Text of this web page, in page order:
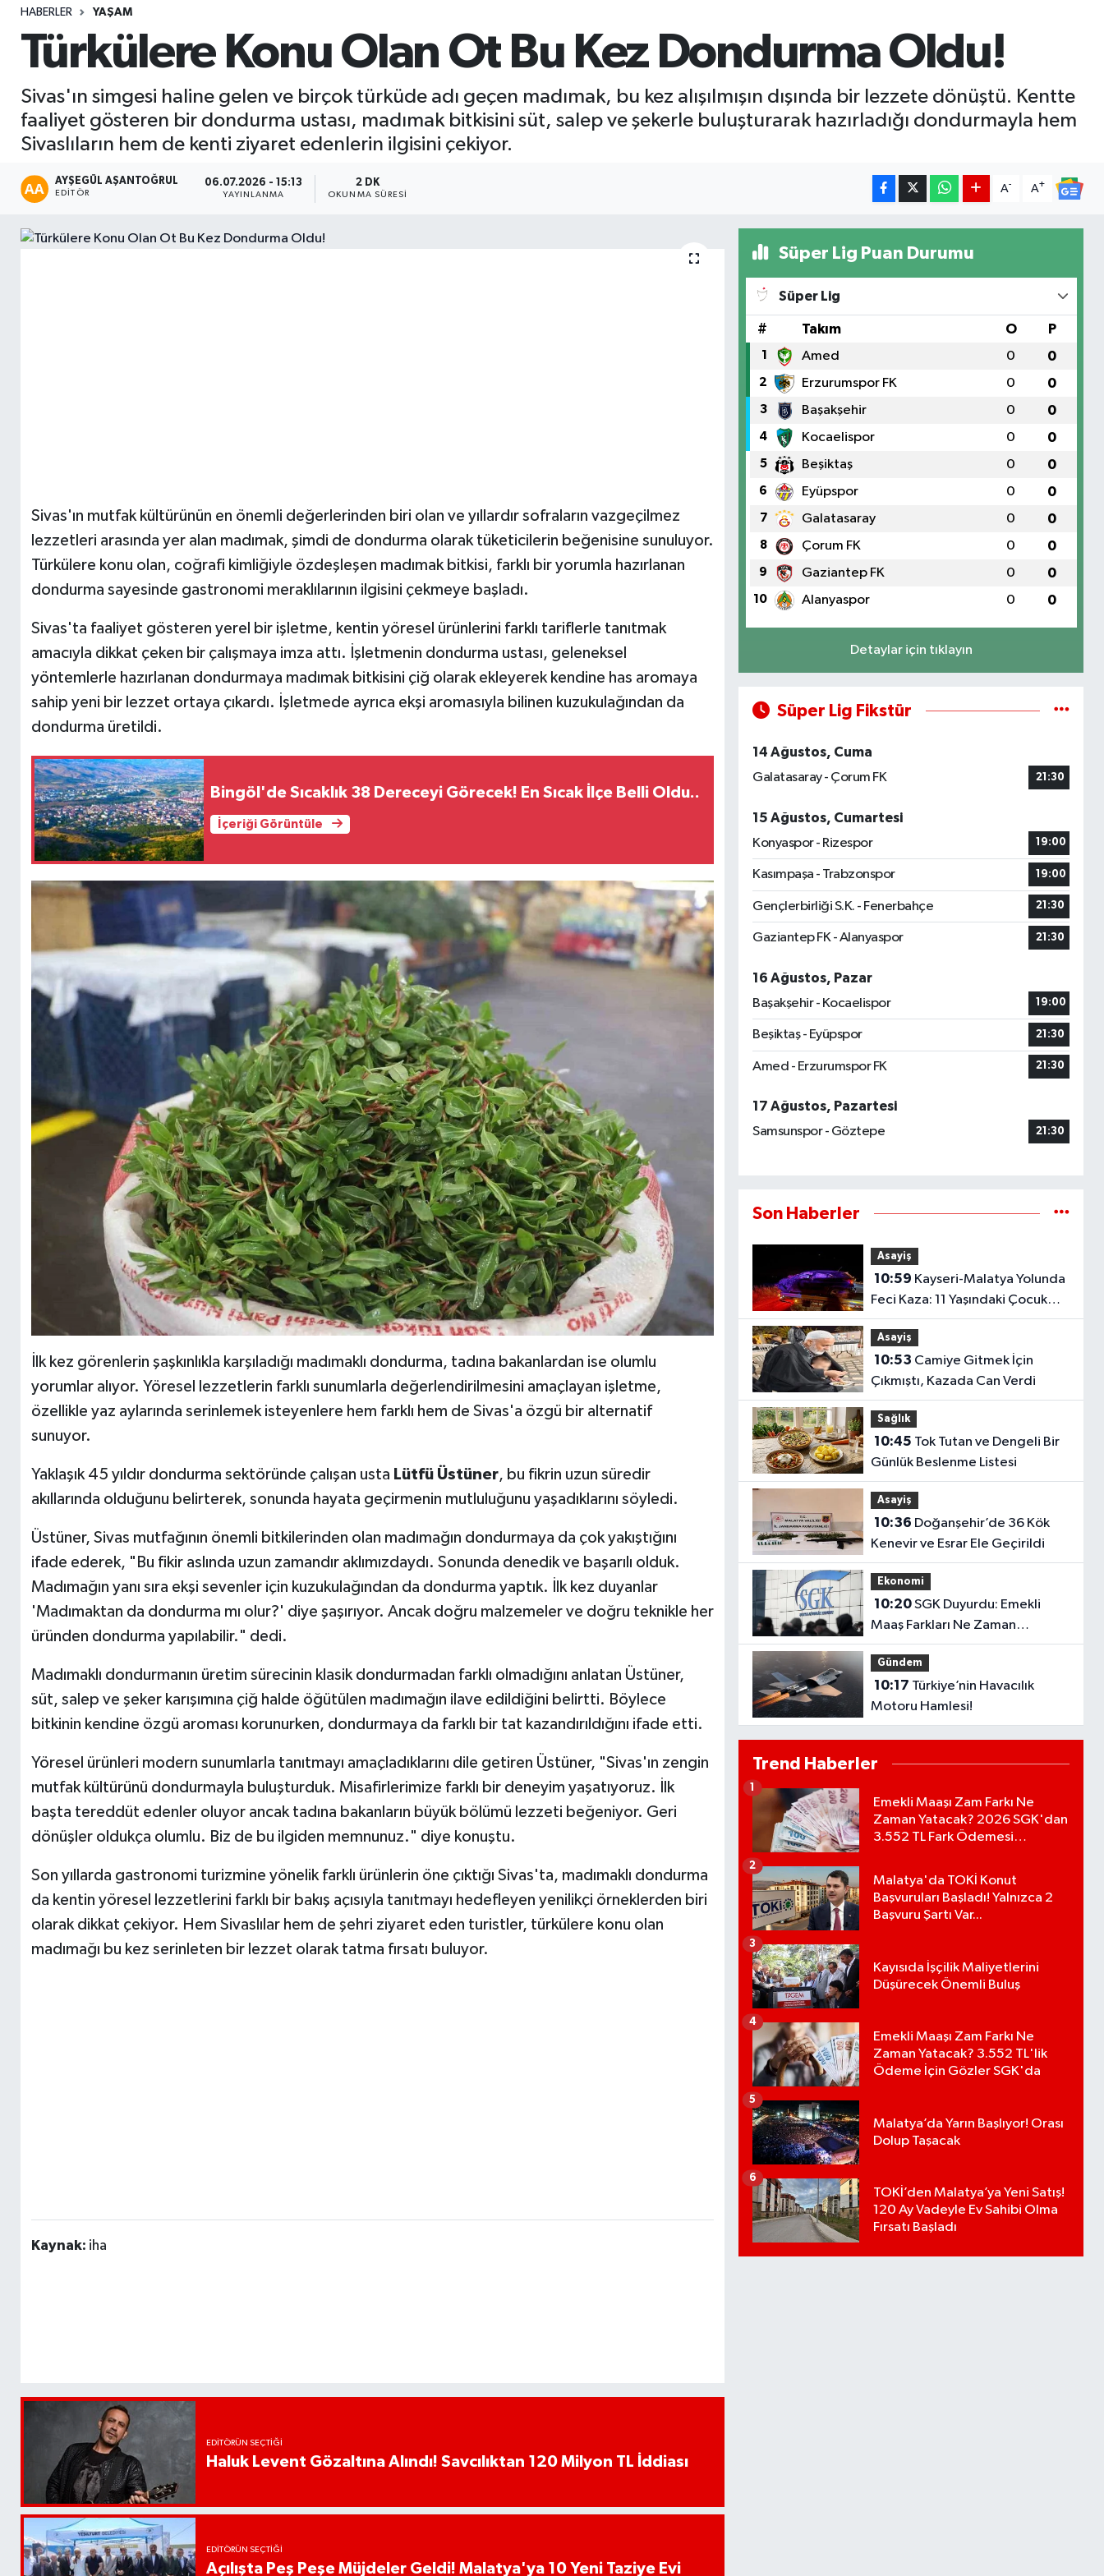
HABERLER YAŞAM
Türkülere Konu Olan Ot Bu Kez Dondurma Oldu!
Sivas'ın simgesi haline gelen ve birçok türküde adı geçen madımak, bu kez alışılmışın dışında bir lezzete dönüştü. Kentte
faaliyet gösteren bir dondurma ustası, madımak bitkisini süt, salep ve şekerle buluşturarak hazırladığı dondurmayla hem
Sivaslıların hem de kenti ziyaret edenlerin ilgisini çekiyor.
AYŞEGÜL AŞANTOĞRUL
EDITÖR
06.07.2026 - 15:13
YAYINLANMA
2 DK
OKUNMA SÜRESI
A- A+
Sivas'ın mutfak kültürünün en önemli değerlerinden biri olan ve yıllardır sofraların vazgeçilmez
lezzetleri arasında yer alan madımak, şimdi de dondurma olarak tüketicilerin beğenisine sunuluyor.
Türkülere konu olan, coğrafi kimliğiyle özdeşleşen madımak bitkisi, farklı bir yorumla hazırlanan
dondurma sayesinde gastronomi meraklılarının ilgisini çekmeye başladı.
Sivas'ta faaliyet gösteren yerel bir işletme, kentin yöresel ürünlerini farklı tariflerle tanıtmak
amacıyla dikkat çeken bir çalışmaya imza attı. İşletmenin dondurma ustası, geleneksel
yöntemlerle hazırlanan dondurmaya madımak bitkisini çiğ olarak ekleyerek kendine has aromaya
sahip yeni bir lezzet ortaya çıkardı. İşletmede ayrıca ekşi aromasıyla bilinen kuzukulağından da
dondurma üretildi.
Bingöl'de Sıcaklık 38 Dereceyi Görecek! En Sıcak İlçe Belli Oldu..
İçeriği Görüntüle
İlk kez görenlerin şaşkınlıkla karşıladığı madımaklı dondurma, tadına bakanlardan ise olumlu
yorumlar alıyor. Yöresel lezzetlerin farklı sunumlarla değerlendirilmesini amaçlayan işletme,
özellikle yaz aylarında serinlemek isteyenlere hem farklı hem de Sivas'a özgü bir alternatif
sunuyor.
Yaklaşık 45 yıldır dondurma sektöründe çalışan usta Lütfü Üstüner, bu fikrin uzun süredir
akıllarında olduğunu belirterek, sonunda hayata geçirmenin mutluluğunu yaşadıklarını söyledi.
Üstüner, Sivas mutfağının önemli bitkilerinden olan madımağın dondurmaya da çok yakıştığını
ifade ederek, "Bu fikir aslında uzun zamandır aklımızdaydı. Sonunda denedik ve başarılı olduk.
Madımağın yanı sıra ekşi sevenler için kuzukulağından da dondurma yaptık. İlk kez duyanlar
'Madımaktan da dondurma mı olur?' diye şaşırıyor. Ancak doğru malzemeler ve doğru teknikle her
üründen dondurma yapılabilir." dedi.
Madımaklı dondurmanın üretim sürecinin klasik dondurmadan farklı olmadığını anlatan Üstüner,
süt, salep ve şeker karışımına çiğ halde öğütülen madımağın ilave edildiğini belirtti. Böylece
bitkinin kendine özgü aroması korunurken, dondurmaya da farklı bir tat kazandırıldığını ifade etti.
Yöresel ürünleri modern sunumlarla tanıtmayı amaçladıklarını dile getiren Üstüner, "Sivas'ın zengin
mutfak kültürünü dondurmayla buluşturduk. Misafirlerimize farklı bir deneyim yaşatıyoruz. İlk
başta tereddüt edenler oluyor ancak tadına bakanların büyük bölümü lezzeti beğeniyor. Geri
dönüşler oldukça olumlu. Biz de bu ilgiden memnunuz." diye konuştu.
Son yıllarda gastronomi turizmine yönelik farklı ürünlerin öne çıktığı Sivas'ta, madımaklı dondurma
da kentin yöresel lezzetlerini farklı bir bakış açısıyla tanıtmayı hedefleyen yenilikçi örneklerden biri
olarak dikkat çekiyor. Hem Sivaslılar hem de şehri ziyaret eden turistler, türkülere konu olan
madımağı bu kez serinleten bir lezzet olarak tatma fırsatı buluyor.
Kaynak: iha
EDITÖRÜN SEÇTIĞI
Haluk Levent Gözaltına Alındı! Savcılıktan 120 Milyon TL İddiası
EDITÖRÜN SEÇTIĞI
Açılışta Peş Peşe Müjdeler Geldi! Malatya'ya 10 Yeni Taziye Evi
Süper Lig Puan Durumu
Süper Lig
# Takım O P
1 Amed 0 0
2 Erzurumspor FK 0 0
3 Başakşehir 0 0
4 Kocaelispor 0 0
5 Beşiktaş 0 0
6 Eyüpspor 0 0
7 Galatasaray 0 0
8 Çorum FK 0 0
9 Gaziantep FK 0 0
10 Alanyaspor 0 0
Detaylar için tıklayın
Süper Lig Fikstür
14 Ağustos, Cuma
Galatasaray - Çorum FK
21:30
15 Ağustos, Cumartesi
Konyaspor - Rizespor
19:00
Kasımpaşa - Trabzonspor 19:00
Gençlerbirliği S.K. - Fenerbahçe 21:30
Gaziantep FK - Alanyaspor 21:30
16 Ağustos, Pazar
Başakşehir - Kocaelispor
19:00
Beşiktaş - Eyüpspor 21:30
Amed - Erzurumspor FK 21:30
17 Ağustos, Pazartesi
Samsunspor - Göztepe
21:30
Son Haberler
Asayiş
10:59
Feci Kaza: 11 Yaşındaki Çocuk
Hayatını Kaybetti!
Asayiş
10:53
Çıkmıştı, Kazada Can Verdi
Sağlık
10:45
Günlük Beslenme Listesi
Asayiş
10:36
Kenevir ve Esrar Ele Geçirildi
Ekonomi
10:20SGK Duyurdu: Emekli
Maaş Farkları Ne Zaman
Yatacak?
Gündem
10:17
Motoru Hamlesi!
Trend Haberler
Emekli Maaşı Zam Farkı Ne
Zaman Yatacak? 2026 SGK'dan
3.552 TL Fark Ödemesi
1
Malatya'da TOKİ Konut
Başvuruları Başladı! Yalnızca 2
Başvuru Şartı Var...
2
Kayısıda İşçilik Maliyetlerini
Düşürecek Önemli Buluş
3
Emekli Maaşı Zam Farkı Ne
Zaman Yatacak? 3.552 TL'lik
Ödeme İçin Gözler SGK'da
4
Malatya’da Yarın Başlıyor! Orası
Dolup Taşacak
5
TOKİ’den Malatya’ya Yeni Satış!
120 Ay Vadeyle Ev Sahibi Olma
Fırsatı Başladı
6
Seri İlan
Siyaset
Spor
Yaşam